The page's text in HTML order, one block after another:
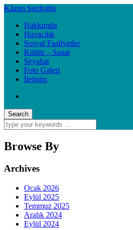
Kâzım Şerifoğlu
Hakkımda
Havacılık
Sosyal Faaliyetler
Kültür – Sanat
Seyahat
Foto Galeri
İletişim
Browse By
Archives
Ocak 2026
Eylül 2025
Temmuz 2025
Aralık 2024
Eylül 2024